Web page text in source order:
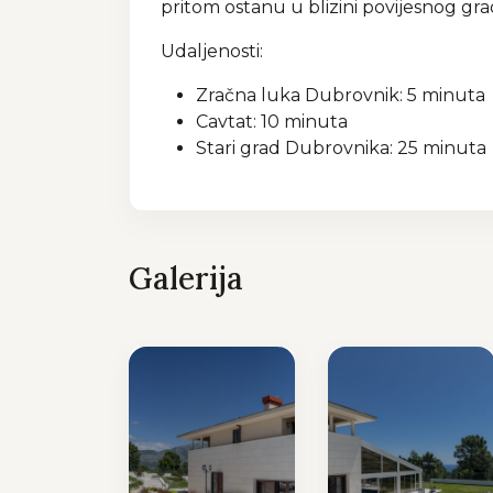
pritom ostanu u blizini povijesnog
Udaljenosti:
Zračna luka Dubrovnik: 5 minuta
Cavtat: 10 minuta
Stari grad Dubrovnika: 25 minuta
Galerija